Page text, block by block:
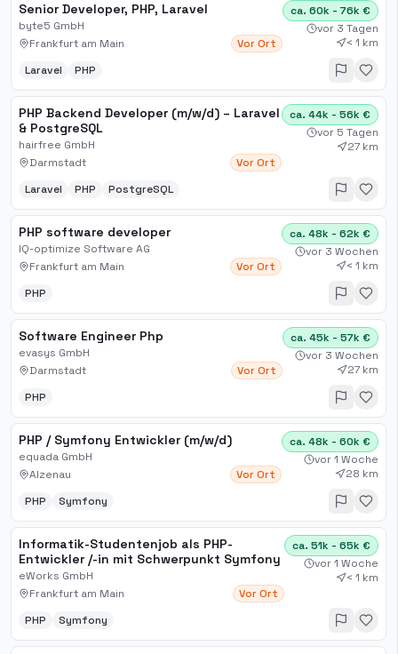
Senior Developer, PHP, Laravel
byte5 GmbH
Frankfurt am Main
Vor Ort
ca. 60k - 76k €
vor 3 Tagen
< 1 km
Laravel
PHP
PHP Backend Developer (m/w/d) – Laravel
& PostgreSQL
hairfree GmbH
Darmstadt
Vor Ort
ca. 44k - 56k €
vor 5 Tagen
27 km
Laravel PHP PostgreSQL
PHP software developer
IQ-optimize Software AG
Frankfurt am Main
Vor Ort
ca. 48k - 62k €
vor 3 Wochen
< 1 km
PHP
Software Engineer Php
evasys GmbH
Darmstadt
Vor Ort
ca. 45k - 57k €
vor 3 Wochen
27 km
PHP
PHP / Symfony Entwickler (m/w/d)
equada GmbH
Alzenau
Vor Ort
ca. 48k - 60k €
vor 1 Woche
28 km
PHP
Symfony
Informatik-Studentenjob als PHP-
Entwickler /-in mit Schwerpunkt Symfony
eWorks GmbH
Frankfurt am Main
Vor Ort
ca. 51k - 65k €
vor 1 Woche
< 1 km
PHP Symfony